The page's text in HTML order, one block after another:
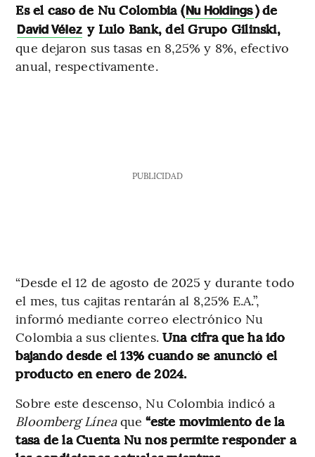
Es el caso de Nu Colombia (Nu Holdings) de
David Vélez y Lulo Bank, del Grupo Gilinski,
que dejaron sus tasas en 8,25% y 8%, efectivo
anual, respectivamente.
PUBLICIDAD
“Desde el 12 de agosto de 2025 y durante todo
el mes, tus cajitas rentarán al 8,25% E.A.”,
informó mediante correo electrónico Nu
Colombia a sus clientes. Una cifra que ha ido
bajando desde el 13% cuando se anunció el
producto en enero de 2024.
Sobre este descenso, Nu Colombia indicó a
Bloomberg Líneaque“este movimiento de la
tasa de la Cuenta Nu nos permite responder a